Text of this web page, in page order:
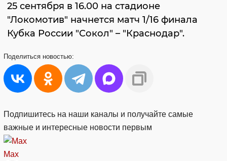
25 сентября в 16.00 на стадионе
"Локомотив" начнется матч 1/16 финала
Кубка России "Сокол" – "Краснодар".
Поделиться новостью:
Подпишитесь на наши каналы и получайте самые
важные и интересные новости первым
Max